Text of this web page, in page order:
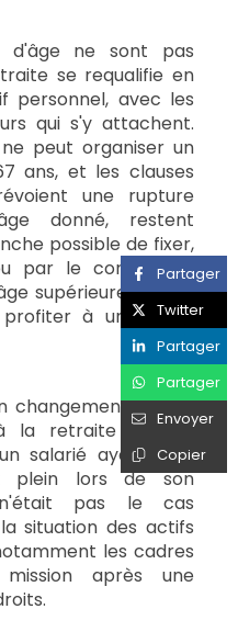
d'âge ne sont pas
se requalifie en
personnel, avec les
qui s'y attachent.
peut organiser un
ans, et les clauses
une rupture
donné, restent
possible de fixer,
par le contrat de
supérieure à celle
à un salarié
changement mérite
la retraite d'office
salarié ayant déjà
plein lors de son
pas le cas
situation des actifs
les cadres
après une
Partager
Twitter
Partager
Partager
Envoyer
Copier